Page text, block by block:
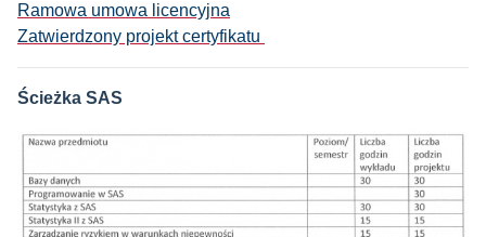
Ramowa umowa licencyjna
Zatwierdzony projekt certyfikatu
Ścieżka SAS